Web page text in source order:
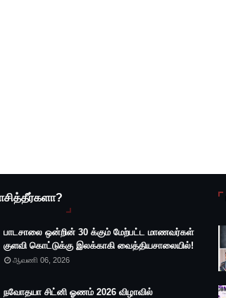
பாடசாலை ஒன்றின் 30 க்கும் மேற்பட்ட மாணவர்கள்
குளவி கொட்டுக்கு இலக்காகி வைத்தியசாலையில்!
ஆவணி 06, 2026
நவோதயா சிட்னி ஓணம் 2026 விழாவில்